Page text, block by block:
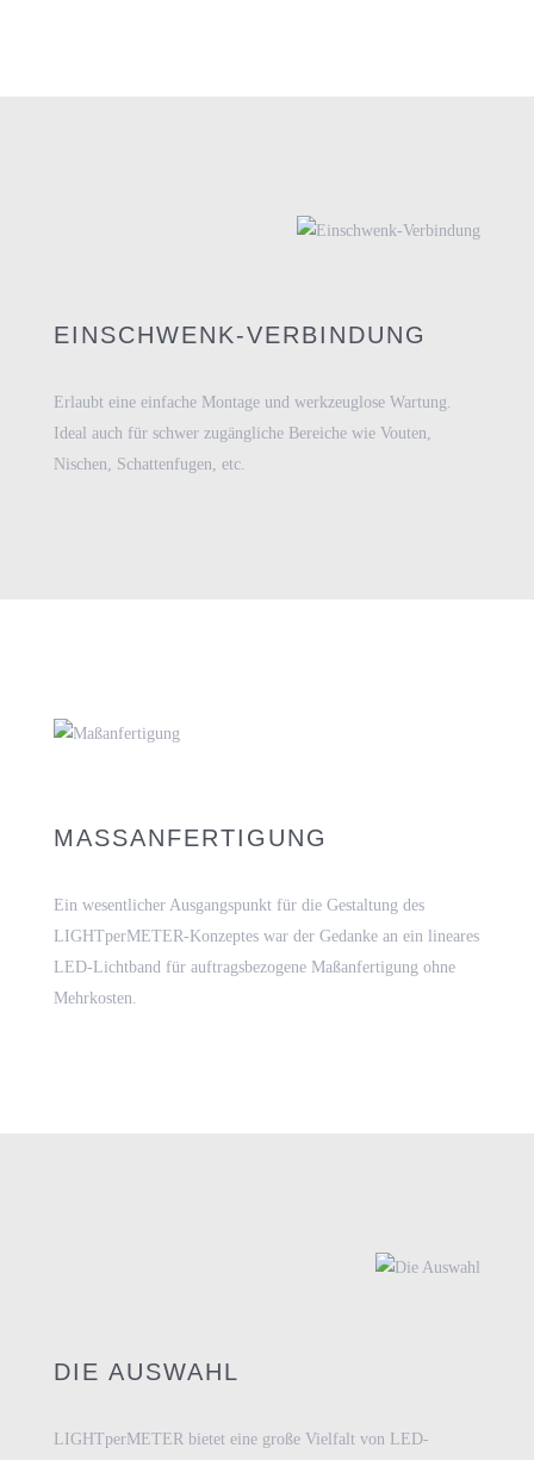
EINSCHWENK-VERBINDUNG
Erlaubt eine einfache Montage und werkzeuglose Wartung.
Ideal auch für schwer zugängliche Bereiche wie Vouten,
Nischen, Schattenfugen, etc.
MASSANFERTIGUNG
Ein wesentlicher Ausgangspunkt für die Gestaltung des
LIGHTperMETER-Konzeptes war der Gedanke an ein lineares
LED-Lichtband für auftragsbezogene Maßanfertigung ohne
Mehrkosten.
DIE AUSWAHL
LIGHTperMETER bietet eine große Vielfalt von LED-